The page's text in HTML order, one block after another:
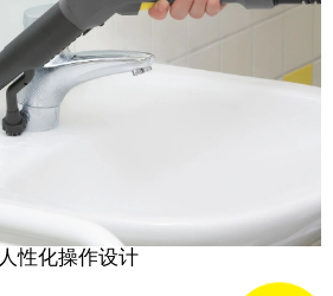
人性化操作设计